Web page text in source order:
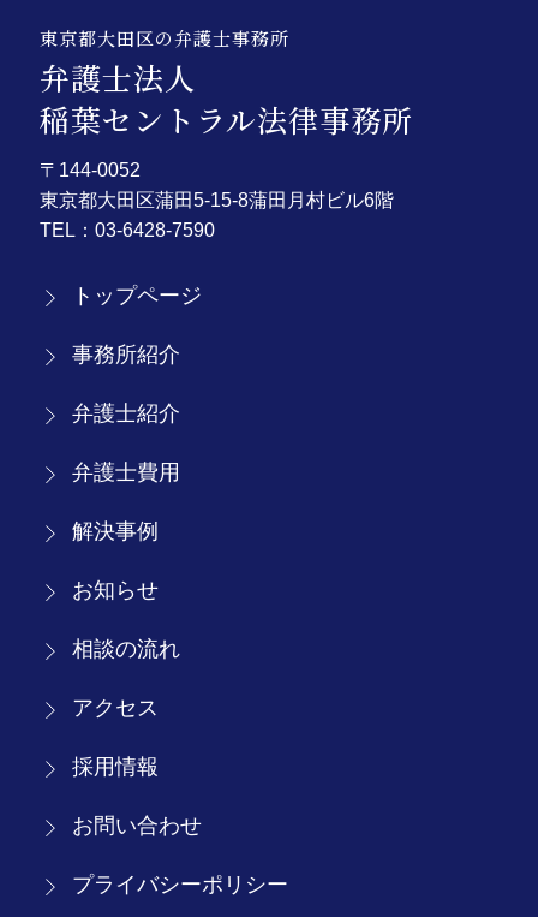
東京都大田区の弁護士事務所
弁護士法人
稲葉セントラル法律事務所
〒144-0052
東京都大田区蒲田5-15-8蒲田月村ビル6階
TEL： 03-6428-7590
トップページ
事務所紹介
弁護士紹介
弁護士費用
解決事例
お知らせ
相談の流れ
アクセス
採用情報
お問い合わせ
プライバシーポリシー